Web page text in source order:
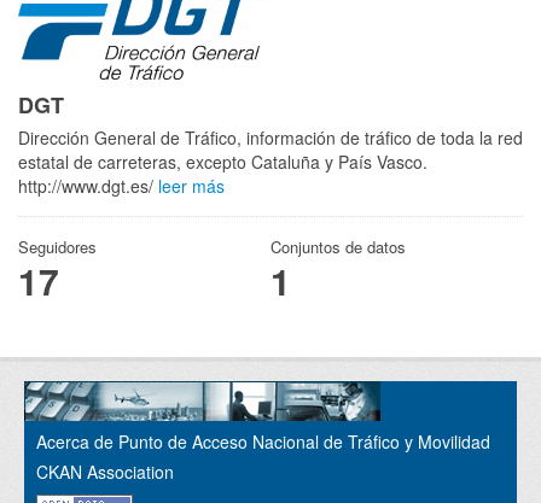
DGT
Dirección General de Tráfico, información de tráfico de toda la red
estatal de carreteras, excepto Cataluña y País Vasco.
http://www.dgt.es/ leer más
Seguidores
17
Conjuntos de datos
1
Acerca de Punto de Acceso Nacional de Tráfico y Movilidad
CKAN Association